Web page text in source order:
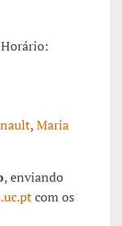
,Maria
, enviando
com os